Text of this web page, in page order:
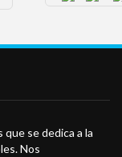
se dedica a la
Nos